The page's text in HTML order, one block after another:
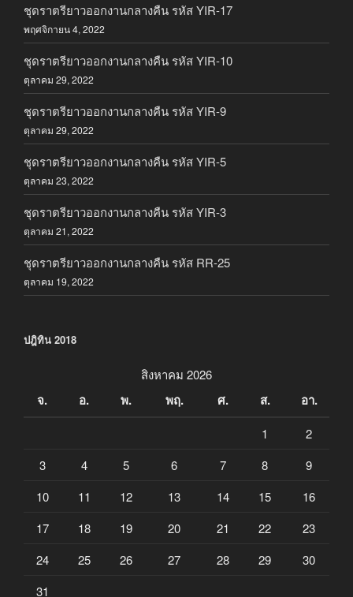
ชุดราตรียาวออกงานกลางคืน รหัส YIR-17
พฤศจิกายน 4, 2022
ชุดราตรียาวออกงานกลางคืน รหัส YIR-10
ตุลาคม 29, 2022
ชุดราตรียาวออกงานกลางคืน รหัส YIR-9
ตุลาคม 29, 2022
ชุดราตรียาวออกงานกลางคืน รหัส YIR-5
ตุลาคม 23, 2022
ชุดราตรียาวออกงานกลางคืน รหัส YIR-3
ตุลาคม 21, 2022
ชุดราตรียาวออกงานกลางคืน รหัส RR-25
ตุลาคม 19, 2022
ปฎิทิน 2018
สิงหาคม 2026
จ. อ. พ. พฤ. ศ. ส. อา.
1
2
3
4 5 6 7 8
9
10
11 12 13 14 15
16
17
18 19 20 21 22
23
24
25 26 27 28 29
30
31